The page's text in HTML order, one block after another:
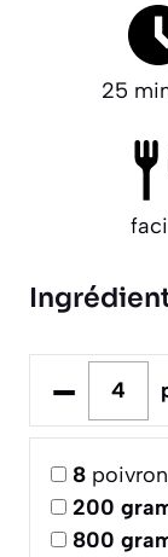
25
–
8
200
800